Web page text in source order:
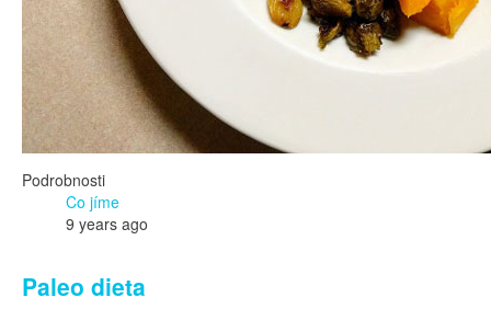
Podrobnosti
Co jíme
9 years ago
Paleo dieta